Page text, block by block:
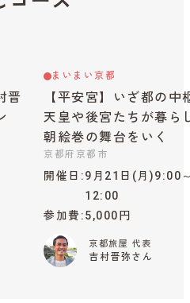
晋
まいまい京都
【平安宮】いざ都の中
天皇や後宮たちが暮ら
朝絵巻の舞台をいく
京都府京都市
開催日
9月21日(月)9:00
12:00
参加費 5,000円
京都旅屋 代表
吉村晋弥さん